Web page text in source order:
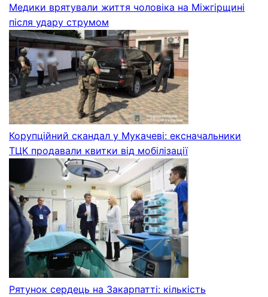
Медики врятували життя чоловіка на Міжгірщині
після удару струмом
Корупційний скандал у Мукачеві: ексначальники
ТЦК продавали квитки від мобілізації
Рятунок сердець на Закарпатті: кількість